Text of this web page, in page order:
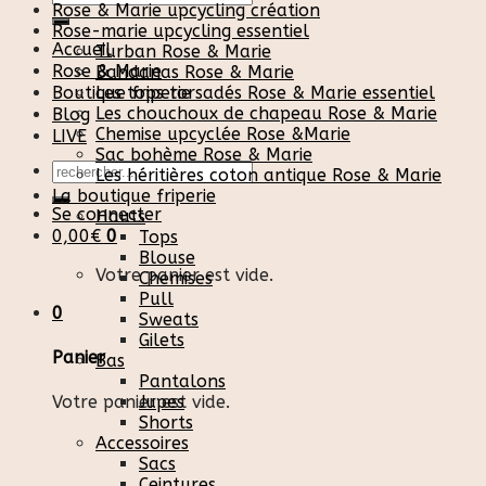
pour :
Accueil
Rose & Marie
Boutique friperie
Blog
LIVE
Recherche
pour :
Se connecter
0,00€ 0
Votre panier est vide.
0
Panier
Votre panier est vide.
Rose & Marie upcycling création
Rose-marie upcycling essentiel
Turban Rose & Marie
Bandanas Rose & Marie
Les tops torsadés Rose & Marie essentiel
Les chouchoux de chapeau Rose & Marie
Chemise upcyclée Rose &Marie
Sac bohème Rose & Marie
Les héritières coton antique Rose & Marie
La boutique friperie
Hauts
Tops
Blouse
Chemises
Pull
Sweats
Gilets
Bas
Pantalons
Jupes
Shorts
Accessoires
Sacs